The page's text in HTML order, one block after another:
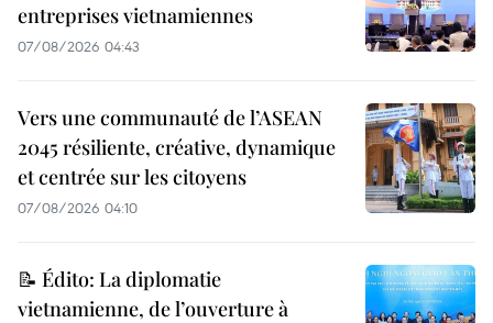
entreprises vietnamiennes
07/08/2026 04:43
Vers une communauté de l’ASEAN
2045 résiliente, créative, dynamique
et centrée sur les citoyens
07/08/2026 04:10
📝 Édito: La diplomatie
vietnamienne, de l’ouverture à